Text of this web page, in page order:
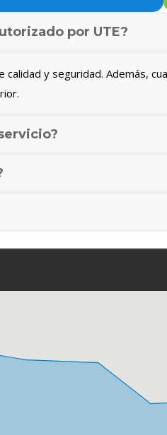
por UTE?
y seguridad. Además,